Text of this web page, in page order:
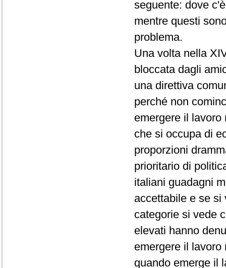
seguente: dove
mentre questi
problema.
Una volta nella
bloccata dagli
una direttiva
perché non
emergere il
che si occupa di
proporzioni
prioritario di
italiani guadagni
accettabile e se si
categorie si vede
elevati hanno
emergere il
quando emerge il